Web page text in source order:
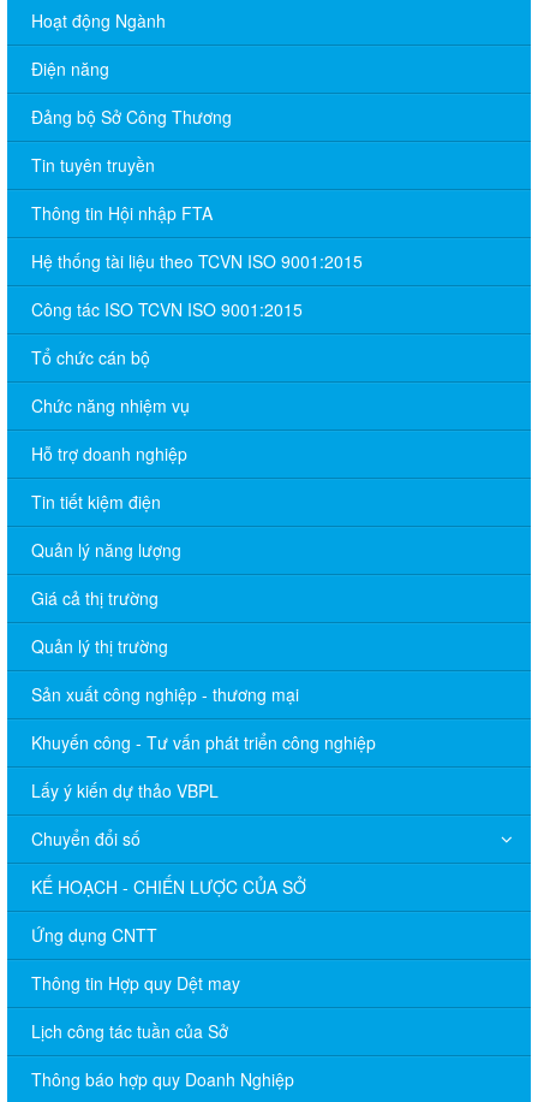
Hoạt động Ngành
Điện năng
Đảng bộ Sở Công Thương
Tin tuyên truyền
Thông tin Hội nhập FTA
Hệ thống tài liệu theo TCVN ISO 9001:2015
Công tác ISO TCVN ISO 9001:2015
Tổ chức cán bộ
Chức năng nhiệm vụ
Hỗ trợ doanh nghiệp
Tin tiết kiệm điện
Quản lý năng lượng
Giá cả thị trường
Quản lý thị trường
Sản xuất công nghiệp - thương mại
Khuyến công - Tư vấn phát triển công nghiệp
Lấy ý kiến dự thảo VBPL
Chuyển đổi số
KẾ HOẠCH - CHIẾN LƯỢC CỦA SỞ
Ứng dụng CNTT
Thông tin Hợp quy Dệt may
Lịch công tác tuần của Sở
Thông báo hợp quy Doanh Nghiệp